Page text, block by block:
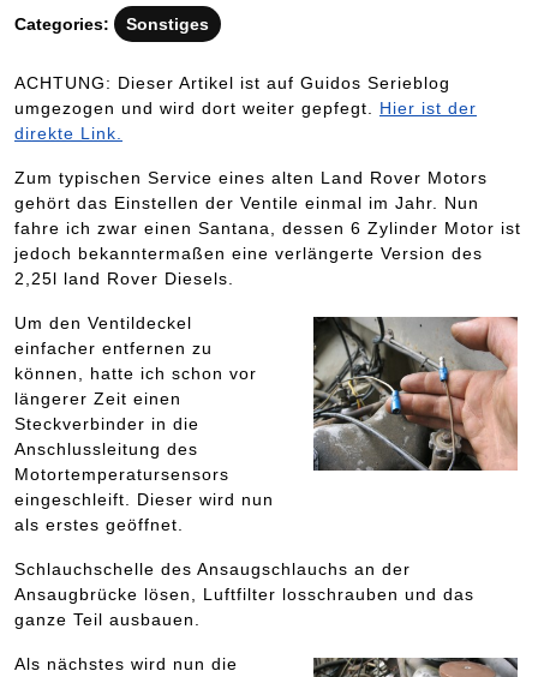
Categories: Sonstiges
ACHTUNG: Dieser Artikel ist auf Guidos Serieblog
umgezogen und wird dort weiter gepfegt. Hier ist der
direkte Link.
Zum typischen Service eines alten Land Rover Motors
gehört das Einstellen der Ventile einmal im Jahr. Nun
fahre ich zwar einen Santana, dessen 6 Zylinder Motor ist
jedoch bekanntermaßen eine verlängerte Version des
2,25l land Rover Diesels.
Um den Ventildeckel
einfacher entfernen zu
können, hatte ich schon vor
längerer Zeit einen
Steckverbinder in die
Anschlussleitung des
Motortemperatursensors
eingeschleift. Dieser wird nun
als erstes geöffnet.
Schlauchschelle des Ansaugschlauchs an der
Ansaugbrücke lösen, Luftfilter losschrauben und das
ganze Teil ausbauen.
Als nächstes wird nun die